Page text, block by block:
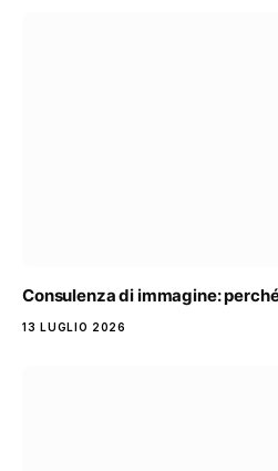
Consulenza di immagine:
13 LUGLIO 2026